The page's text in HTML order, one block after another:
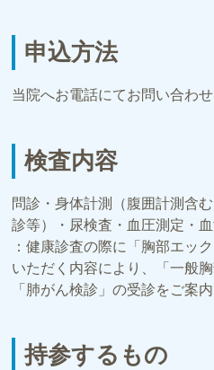
申込方法
当院へお電話にてお問い合わせ
検査内容
問診・身体計測（腹囲計測含
診等）・尿検査・血圧測定・
：健康診査の際に「胸部エッ
いただく内容により、「一般
「肺がん検診」の受診をご案内
持参するもの